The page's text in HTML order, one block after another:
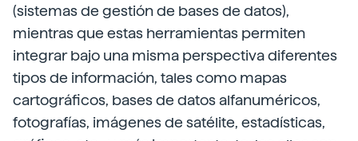
(sistemas de gestión de bases de datos),
mientras que estas herramientas permiten
integrar bajo una misma perspectiva diferentes
tipos de información, tales como mapas
cartográficos, bases de datos alfanuméricos,
fotografías, imágenes de satélite, estadísticas,